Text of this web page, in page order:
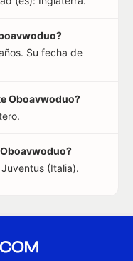
Su fecha de
Oboavwoduo?
(Italia).